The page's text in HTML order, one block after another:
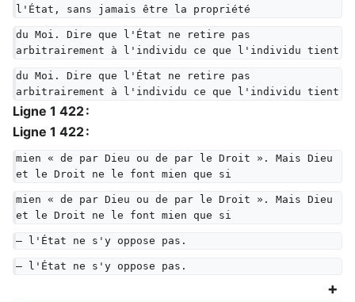
l'État, sans jamais être la propriété
du Moi. Dire que l'État ne retire pas
arbitrairement à l'individu ce que l'individu tient
du Moi. Dire que l'État ne retire pas
arbitrairement à l'individu ce que l'individu tient
Ligne 1 422 :
Ligne 1 422 :
mien « de par Dieu ou de par le Droit ». Mais Dieu
et le Droit ne le font mien que si
mien « de par Dieu ou de par le Droit ». Mais Dieu
et le Droit ne le font mien que si
— l'État ne s'y oppose pas.
— l'État ne s'y oppose pas.